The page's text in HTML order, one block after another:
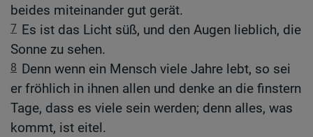
beides miteinander gut gerät.
7 Es ist das Licht süß, und den Augen lieblich, die
Sonne zu sehen.
8 Denn wenn ein Mensch viele Jahre lebt, so sei
er fröhlich in ihnen allen und denke an die finstern
Tage, dass es viele sein werden; denn alles, was
kommt, ist eitel.